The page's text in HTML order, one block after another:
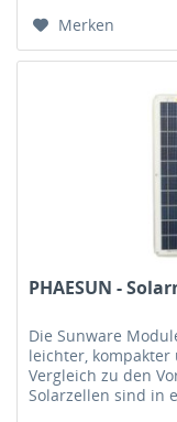
Merken
PHAESUN -
Die Sunware
leichter,
Vergleich zu den
Solarzellen sind in